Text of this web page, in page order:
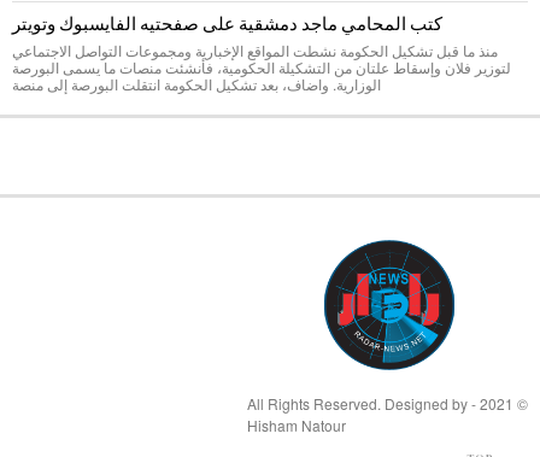
كتب المحامي ماجد دمشقية على صفحتيه الفايسبوك وتويتر
منذ ما قبل تشكيل الحكومة نشطت المواقع الإخبارية ومجموعات التواصل الاجتماعي
لتوزير فلان وإسقاط علتان من التشكيلة الحكومية، فأنشئت منصات ما يسمى البورصة
الوزارية. واضاف، بعد تشكيل الحكومة انتقلت البورصة إلى منصة
© 2021 - All Rights Reserved. Designed by
Hisham Natour